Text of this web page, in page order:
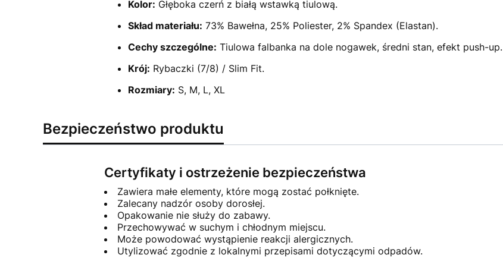
Kolor: Głęboka czerń z białą wstawką tiulową.
Skład materiału: 73% Bawełna, 25% Poliester, 2% Spandex (Elastan).
Cechy szczególne: Tiulowa falbanka na dole nogawek, średni stan, efekt push-up.
Krój: Rybaczki (7/8) / Slim Fit.
Rozmiary: S, M, L, XL
Bezpieczeństwo produktu
Certyfikaty i ostrzeżenie bezpieczeństwa
Zawiera małe elementy, które mogą zostać połknięte.
Zalecany nadzór osoby dorosłej.
Opakowanie nie służy do zabawy.
Przechowywać w suchym i chłodnym miejscu.
Może powodować wystąpienie reakcji alergicznych.
Utylizować zgodnie z lokalnymi przepisami dotyczącymi odpadów.